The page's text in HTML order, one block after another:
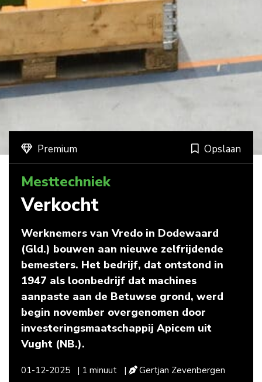
Premium Opslaan
Mesttechniek
Verkocht
Werknemers van Vredo in Dodewaard
(Gld.) bouwen aan nieuwe zelfrijdende
bemesters. Het bedrijf, dat ontstond in
1947 als loonbedrijf dat machines
aanpaste aan de Betuwse grond, werd
begin november overgenomen door
investeringsmaatschappij Apicem uit
Vught (NB.).
01-12-2025 | 1 minuut | Gertjan Zevenbergen